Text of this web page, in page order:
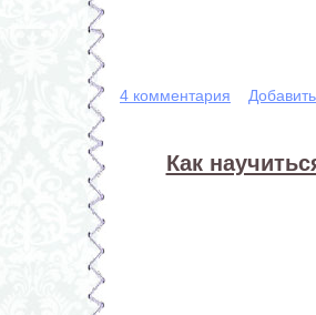
4 комментария
Как